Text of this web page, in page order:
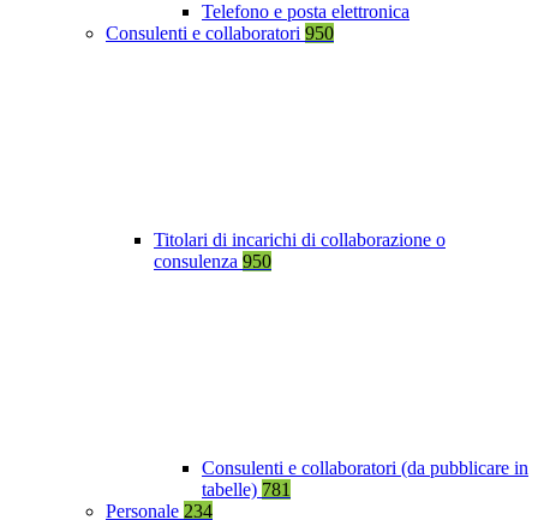
Telefono e posta elettronica
Consulenti e collaboratori 950
Titolari di incarichi di collaborazione o
consulenza 950
Consulenti e collaboratori (da pubblicare in
tabelle) 781
Personale 234